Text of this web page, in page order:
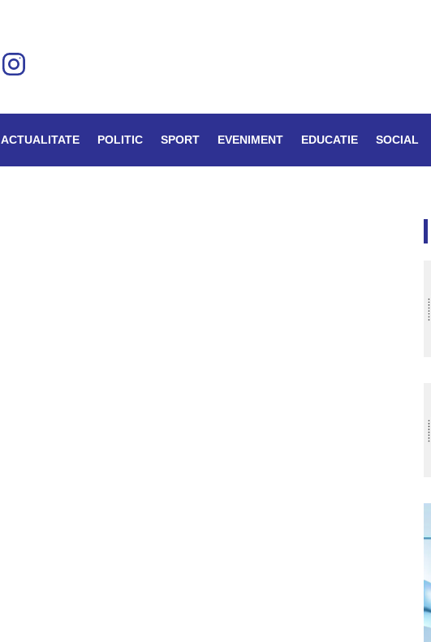
ACTUALITATE POLITIC SPORT EVENIMENT EDUCATIE SOCIAL